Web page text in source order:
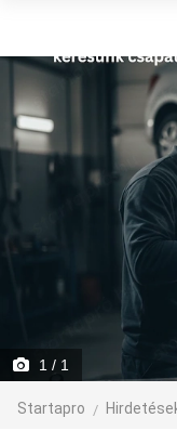
1 / 1
Startapro